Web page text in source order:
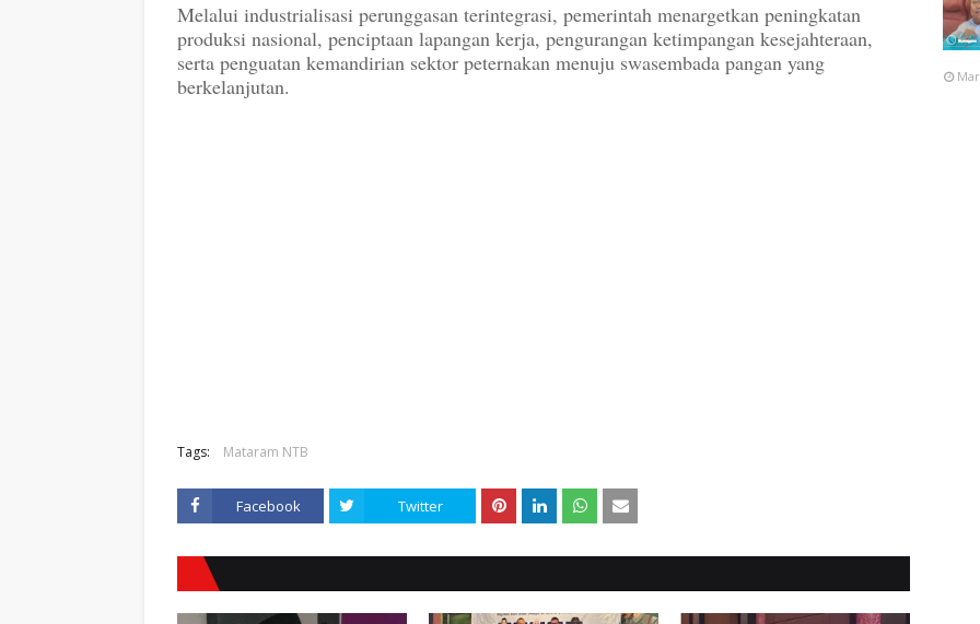
Melalui industrialisasi perunggasan terintegrasi, pemerintah menargetkan peningkatan
produksi nasional, penciptaan lapangan kerja, pengurangan ketimpangan kesejahteraan,
serta penguatan kemandirian sektor peternakan menuju swasembada pangan yang
berkelanjutan.
Tags: Mataram NTB
Facebook Twitter